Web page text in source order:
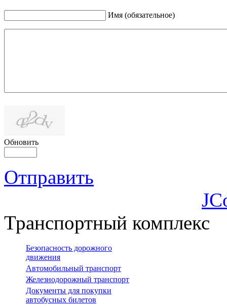
Имя (обязательное)
Обновить
Отправить
Транспортный комплекс
Безопасность дорожного
движения
Автомобильный транспорт
Железнодорожный транспорт
Документы для покупки
автобусных билетов